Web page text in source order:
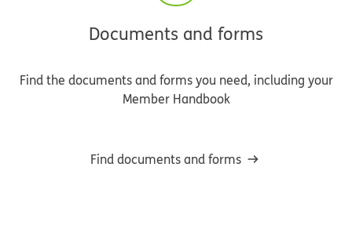
Documents and forms
Find the documents and forms you need, including your
Member Handbook
Find documents and forms